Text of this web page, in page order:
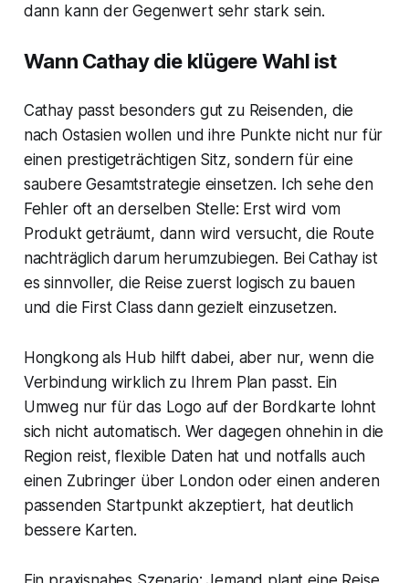
dann kann der Gegenwert sehr stark sein.
Wann Cathay die klügere Wahl ist
Cathay passt besonders gut zu Reisenden, die
nach Ostasien wollen und ihre Punkte nicht nur für
einen prestigeträchtigen Sitz, sondern für eine
saubere Gesamtstrategie einsetzen. Ich sehe den
Fehler oft an derselben Stelle: Erst wird vom
Produkt geträumt, dann wird versucht, die Route
nachträglich darum herumzubiegen. Bei Cathay ist
es sinnvoller, die Reise zuerst logisch zu bauen
und die First Class dann gezielt einzusetzen.
Hongkong als Hub hilft dabei, aber nur, wenn die
Verbindung wirklich zu Ihrem Plan passt. Ein
Umweg nur für das Logo auf der Bordkarte lohnt
sich nicht automatisch. Wer dagegen ohnehin in die
Region reist, flexible Daten hat und notfalls auch
einen Zubringer über London oder einen anderen
passenden Startpunkt akzeptiert, hat deutlich
bessere Karten.